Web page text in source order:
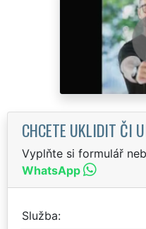
CHCETE UKLIDIT ČI
Vyplňte si formulář
WhatsApp
Služba